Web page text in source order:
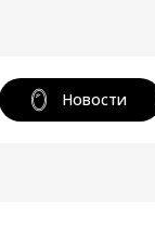
Новости